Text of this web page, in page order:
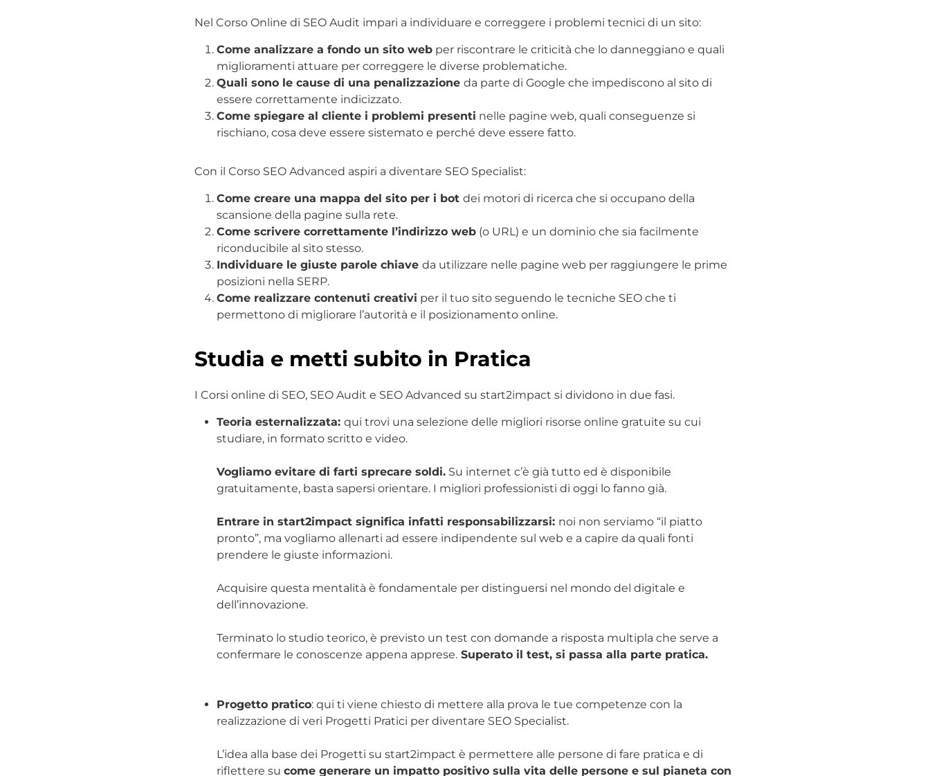
Nel Corso Online di SEO Audit impari a individuare e correggere i problemi tecnici di un sito:
Come analizzare a fondo un sito web per riscontrare le criticità che lo danneggiano e quali
miglioramenti attuare per correggere le diverse problematiche.
Quali sono le cause di una penalizzazione da parte di Google che impediscono al sito di
essere correttamente indicizzato.
Come spiegare al cliente i problemi presenti nelle pagine web, quali conseguenze si
rischiano, cosa deve essere sistemato e perché deve essere fatto.
Con il Corso SEO Advanced aspiri a diventare SEO Specialist:
Come creare una mappa del sito per i bot dei motori di ricerca che si occupano della
scansione della pagine sulla rete.
Come scrivere correttamente l’indirizzo web (o URL) e un dominio che sia facilmente
riconducibile al sito stesso.
Individuare le giuste parole chiave da utilizzare nelle pagine web per raggiungere le prime
posizioni nella SERP.
Come realizzare contenuti creativi per il tuo sito seguendo le tecniche SEO che ti
permettono di migliorare l’autorità e il posizionamento online.
Studia e metti subito in Pratica
I Corsi online di SEO, SEO Audit e SEO Advanced su start2impact si dividono in due fasi.
Teoria esternalizzata: qui trovi una selezione delle migliori risorse online gratuite su cui
studiare, in formato scritto e video.
Vogliamo evitare di farti sprecare soldi. Su internet c’è già tutto ed è disponibile
gratuitamente, basta sapersi orientare. I migliori professionisti di oggi lo fanno già.
Entrare in start2impact significa infatti responsabilizzarsi: noi non serviamo “il piatto
pronto”, ma vogliamo allenarti ad essere indipendente sul web e a capire da quali fonti
prendere le giuste informazioni.
Acquisire questa mentalità è fondamentale per distinguersi nel mondo del digitale e
dell’innovazione.
Terminato lo studio teorico, è previsto un test con domande a risposta multipla che serve a
confermare le conoscenze appena apprese. Superato il test, si passa alla parte pratica.
Progetto pratico: qui ti viene chiesto di mettere alla prova le tue competenze con la
realizzazione di veri Progetti Pratici per diventare SEO Specialist.
L’idea alla base dei Progetti su start2impact è permettere alle persone di fare pratica e di
riflettere su come generare un impatto positivo sulla vita delle persone e sul pianeta con